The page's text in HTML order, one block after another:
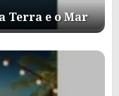
Terra e o Mar